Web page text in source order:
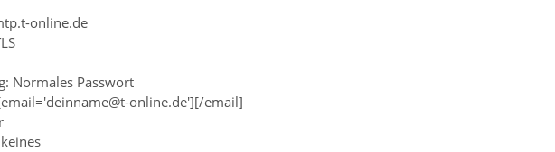
online.de
Normales Passwort
online.de'][/email]